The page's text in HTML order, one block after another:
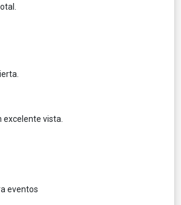
excelente vista.
eventos